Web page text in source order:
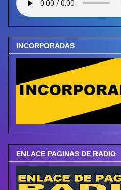
INCORPORADAS
ENLACE PAGINAS DE RADIO